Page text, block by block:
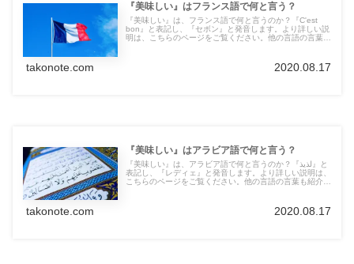
『美味しい』はフランス語で何と言う？
『美味しい』は、フランス語で何と言うのか？『C'est
bon』と表記し、『セボン』と発音します。より詳しい説
明は、こちらのページをご覧ください。他の言語の言葉も
takonote.com 2020.08.17
『美味しい』はアラビア語で何と言う？
『美味しい』は、アラビア語で何と言うのか？『لذيذ』と
表記し、『レディェ』と発音します。より詳しい説明は、
こちらのページをご覧ください。他の言語の言葉も紹介し
takonote.com 2020.08.17